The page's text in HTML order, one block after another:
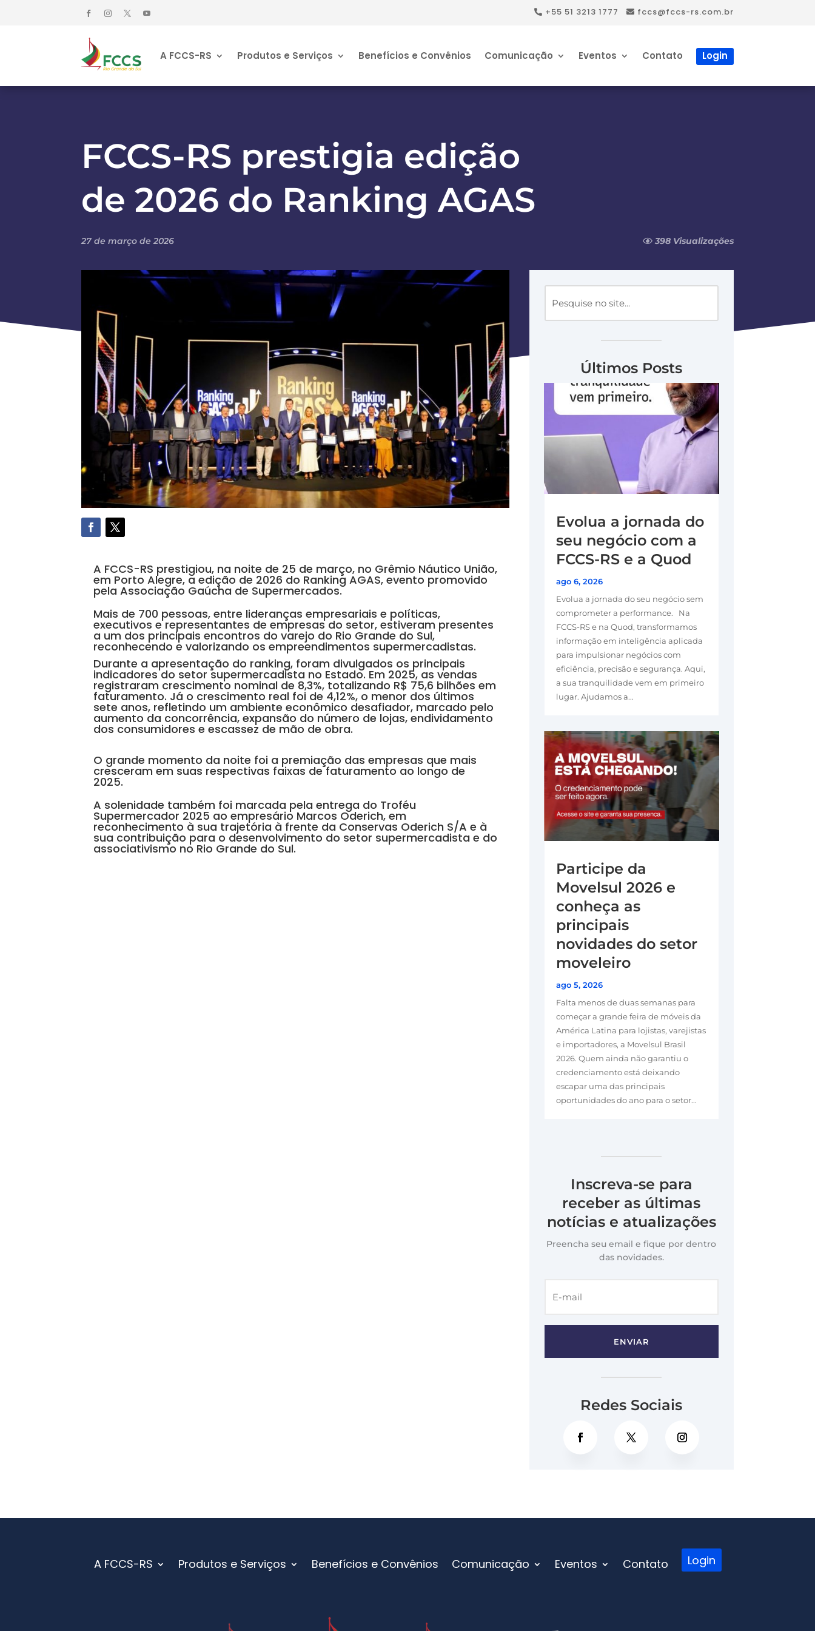
+55 51 3213 1777 fccs@fccs-rs.com.br
A FCCS-RS Produtos e Serviços Benefícios e Convênios Comunicação Eventos Contato Login
FCCS-RS prestigia edição
de 2026 do Ranking AGAS
27 de março de 2026 398 Visualizações
A FCCS-RS prestigiou, na noite de 25 de março, no Grêmio Náutico União,
em Porto Alegre, a edição de 2026 do Ranking AGAS, evento promovido
pela Associação Gaúcha de Supermercados.
Mais de 700 pessoas, entre lideranças empresariais e políticas,
executivos e representantes de empresas do setor, estiveram presentes
a um dos principais encontros do varejo do Rio Grande do Sul,
reconhecendo e valorizando os empreendimentos supermercadistas.
Durante a apresentação do ranking, foram divulgados os principais
indicadores do setor supermercadista no Estado. Em 2025, as vendas
registraram crescimento nominal de 8,3%, totalizando R$ 75,6 bilhões em
faturamento. Já o crescimento real foi de 4,12%, o menor dos últimos
sete anos, refletindo um ambiente econômico desafiador, marcado pelo
aumento da concorrência, expansão do número de lojas, endividamento
dos consumidores e escassez de mão de obra.
O grande momento da noite foi a premiação das empresas que mais
cresceram em suas respectivas faixas de faturamento ao longo de
2025.
A solenidade também foi marcada pela entrega do Troféu
Supermercador 2025 ao empresário Marcos Oderich, em
reconhecimento à sua trajetória à frente da Conservas Oderich S/A e à
sua contribuição para o desenvolvimento do setor supermercadista e do
associativismo no Rio Grande do Sul.
Últimos Posts
Evolua a jornada do
seu negócio com a
FCCS-RS e a Quod
ago 6, 2026
Evolua a jornada do seu negócio sem
comprometer a performance. Na
FCCS-RS e na Quod, transformamos
informação em inteligência aplicada
para impulsionar negócios com
eficiência, precisão e segurança. Aqui,
a sua tranquilidade vem em primeiro
lugar. Ajudamos a...
Participe da
Movelsul 2026 e
conheça as
principais
novidades do setor
moveleiro
ago 5, 2026
Falta menos de duas semanas para
começar a grande feira de móveis da
América Latina para lojistas, varejistas
e importadores, a Movelsul Brasil
2026. Quem ainda não garantiu o
credenciamento está deixando
escapar uma das principais
oportunidades do ano para o setor...
Inscreva-se para
receber as últimas
notícias e atualizações
Preencha seu email e fique por dentro
das novidades.
ENVIAR
Redes Sociais
A FCCS-RS Produtos e Serviços Benefícios e Convênios Comunicação Eventos Contato Login